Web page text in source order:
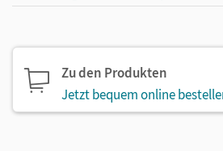
Zu den Produkten
Jetzt bequem online